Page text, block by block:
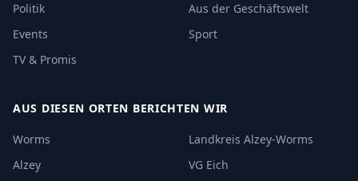
Politik
Aus der Geschäftswelt
Events
Sport
TV & Promis
AUS DIESEN ORTEN BERICHTEN WIR
Worms
Landkreis Alzey-Worms
Alzey
VG Eich